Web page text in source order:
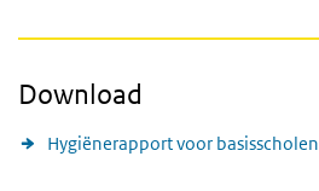
Download
Hygiënerapport voor basisscholen